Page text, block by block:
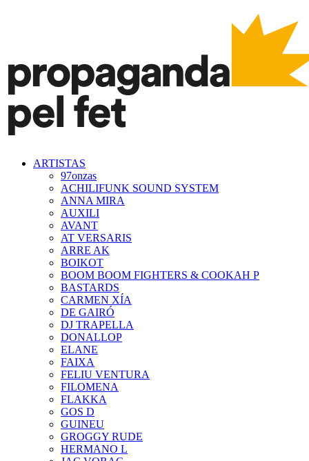
ARTISTAS
97onzas
ACHILIFUNK SOUND SYSTEM
ANNA MIRA
AUXILI
AVANT
AT VERSARIS
ARRE AK
BOIKOT
BOOM BOOM FIGHTERS & COOKAH P
BASTARDS
CARMEN XÍA
DE GAIRÓ
DJ TRAPELLA
DONALLOP
ELANE
FAIXA
FELIU VENTURA
FILOMENA
FLAKKA
GOS D
GUINEU
GROGGY RUDE
HERMANO L